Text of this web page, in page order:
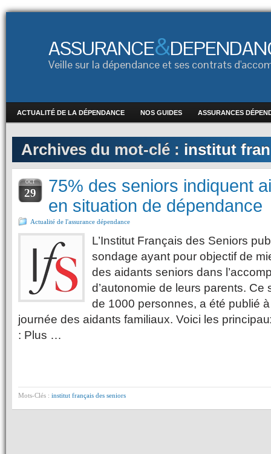
ASSURANCE&
Veille sur la dépendance et ses contrats
ACTUALITÉ DE LA DÉPENDANCE NOS GUIDES ASSURANCES
Archives du mot-clé : institut
OCT
29
75% des seniors indiquent
en situation de dépendance
Actualité de l'assurance dépendance
L’Institut Français des Seniors
sondage ayant pour objectif de
des aidants seniors dans
d’autonomie de leurs parents.
de 1000 personnes, a été publié
journée des aidants familiaux. Voici les
: Plus …
Mots-Clés : institut français des seniors